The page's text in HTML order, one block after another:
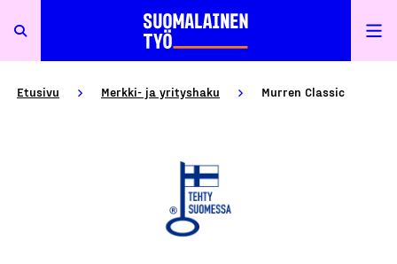
Etusivu Merkki- ja yrityshaku Murren Classic